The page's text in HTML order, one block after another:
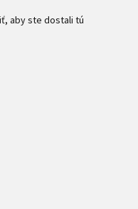
aby ste dostali tú